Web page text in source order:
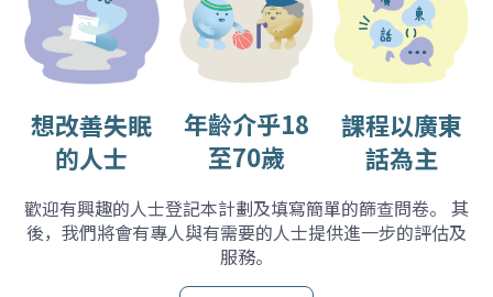
想改善失眠
的人士
年齡介乎18
至70歲
課程以廣東
話為主
歡迎有興趣的人士登記本計劃及填寫簡單的篩查問卷。 其
後，我們將會有專人與有需要的人士提供進一步的評估及
服務。